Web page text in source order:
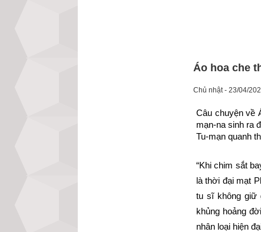
Áo hoa che
Chủ nhật - 23/04/
Câu chuyện về
mạn-na sinh ra
Tu-mạn quanh
“Khi chim sắt
là thời đại mạt
tu sĩ không giữ
khủng hoảng
nhân loại hiện